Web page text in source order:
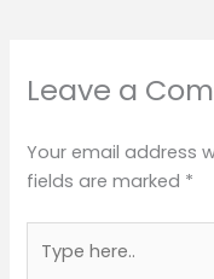
Leave a
Your email address
fields are marked *
here..